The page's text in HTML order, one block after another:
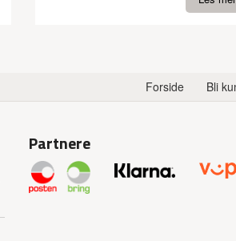
Forside Bli
Partnere